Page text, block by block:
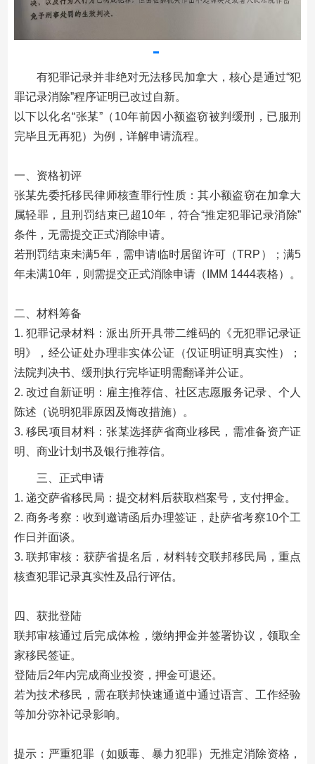
有犯罪记录并非绝对无法移民加拿大，核心是通过“犯
罪记录消除”程序证明已改过自新。
以下以化名“张某”（10年前因小额盗窃被判缓刑，已服刑
完毕且无再犯）为例，详解申请流程。
一、资格初评​
张某先委托移民律师核查罪行性质：其小额盗窃在加拿大
属轻罪，且刑罚结束已超10年，符合“推定犯罪记录消除”
条件，无需提交正式消除申请。
若刑罚结束未满5年，需申请临时居留许可（TRP）；满5
年未满10年，则需提交正式消除申请（IMM 1444表格）。
二、材料筹备​
1. 犯罪记录材料：派出所开具带二维码的《无犯罪记录证
明》，经公证处办理非实体公证（仅证明证明真实性）；
法院判决书、缓刑执行完毕证明需翻译并公证。
2. 改过自新证明：雇主推荐信、社区志愿服务记录、个人
陈述（说明犯罪原因及悔改措施）。
3. 移民项目材料：张某选择萨省商业移民，需准备资产证
明、商业计划书及银行推荐信​。
三、正式申请
1. 递交萨省移民局：提交材料后获取档案号，支付押金。
2. 商务考察：收到邀请函后办理签证，赴萨省考察10个工
作日并面谈。
3. 联邦审核：获萨省提名后，材料转交联邦移民局，重点
核查犯罪记录真实性及品行评估。
四、获批登陆​
联邦审核通过后完成体检，缴纳押金并签署协议，领取全
家移民签证。
登陆后2年内完成商业投资，押金可退还。
若为技术移民，需在联邦快速通道中通过语言、工作经验
等加分弥补记录影响。
提示：严重犯罪（如贩毒、暴力犯罪）无推定消除资格，